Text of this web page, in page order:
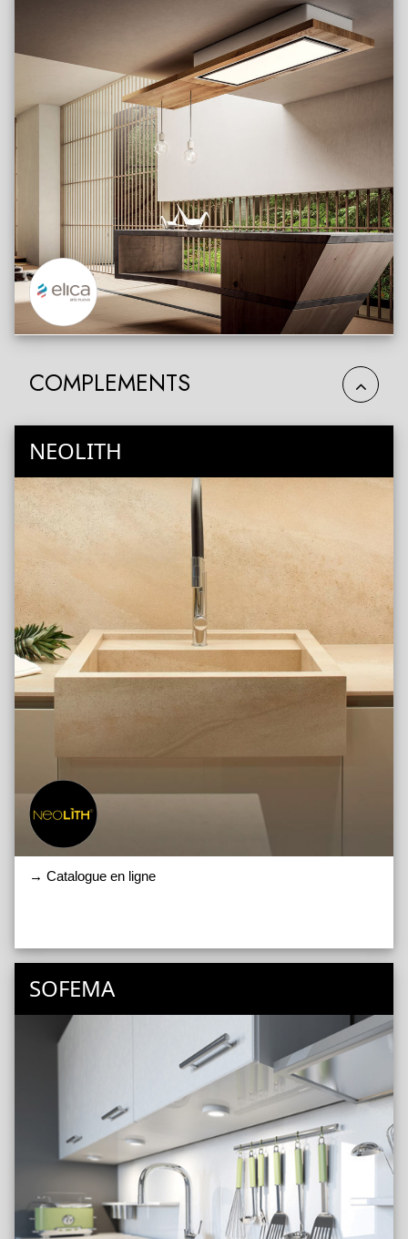
COMPLEMENTS
NEOLITH
→ Catalogue en ligne
SOFEMA